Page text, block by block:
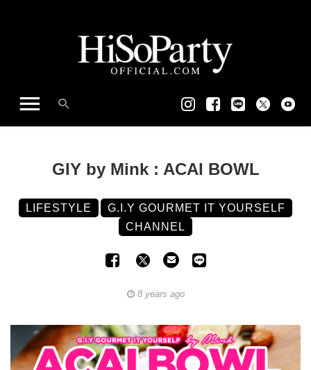
GIY by Mink : ACAI BOWL
LIFESTYLE
G.I.Y GOURMET IT YOURSELF
CHANNEL
8 years ago